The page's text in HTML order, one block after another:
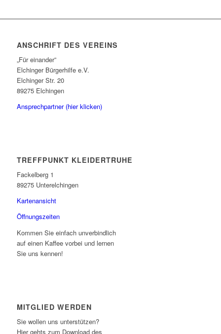
ANSCHRIFT DES VEREINS
„Für einander”
Elchinger Bürgerhilfe e.V.
Elchinger Str. 20
89275 Elchingen
Ansprechpartner (hier klicken)
TREFFPUNKT KLEIDERTRUHE
Fackelberg 1
89275 Unterelchingen
Kartenansicht
Öffnungszeiten
Kommen Sie einfach unverbindlich
auf einen Kaffee vorbei und lernen
Sie uns kennen!
MITGLIED WERDEN
Sie wollen uns unterstützen?
Hier gehts zum Download des